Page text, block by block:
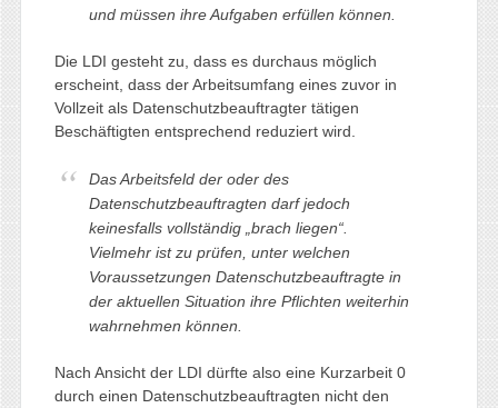
und müssen ihre Aufgaben erfüllen können
Die LDI gesteht zu, dass es durchaus möglich
erscheint, dass der Arbeitsumfang eines zuvor in
Vollzeit als Datenschutzbeauftragter tätigen
Beschäftigten entsprechend reduziert wird.
Das Arbeitsfeld der oder des
Datenschutzbeauftragten darf jedoch
keinesfalls vollständig „brach liegen“.
Vielmehr ist zu prüfen, unter welchen
Voraussetzungen Datenschutzbeauftragte in
der aktuellen Situation ihre Pflichten weiterhin
wahrnehmen können
Nach Ansicht der LDI dürfte also eine Kurzarbeit 0
durch einen Datenschutzbeauftragten nicht den